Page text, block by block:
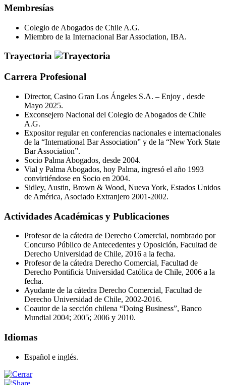
Membresías
Colegio de Abogados de Chile A.G.
Miembro de la Internacional Bar Association, IBA.
Trayectoria
Carrera Profesional
Director, Casino Gran Los Ángeles S.A. – Enjoy , desde
Mayo 2025.
Exconsejero Nacional del Colegio de Abogados de Chile
A.G.
Expositor regular en conferencias nacionales e internacionales
de la “International Bar Association” y de la “New York State
Bar Association”.
Socio Palma Abogados, desde 2004.
Vial y Palma Abogados, hoy Palma, ingresó el año 1993
convirtiéndose en Socio en 2004.
Sidley, Austin, Brown & Wood, Nueva York, Estados Unidos
de América, Asociado Extranjero 2001-2002.
Actividades Académicas y Publicaciones
Profesor de la cátedra de Derecho Comercial, nombrado por
Concurso Público de Antecedentes y Oposición, Facultad de
Derecho Universidad de Chile, 2016 a la fecha.
Profesor de la cátedra Derecho Comercial, Facultad de
Derecho Pontificia Universidad Católica de Chile, 2006 a la
fecha.
Ayudante de la cátedra Derecho Comercial, Facultad de
Derecho Universidad de Chile, 2002-2016.
Coautor de la sección chilena “Doing Business”, Banco
Mundial 2004; 2005; 2006 y 2010.
Idiomas
Español e inglés.